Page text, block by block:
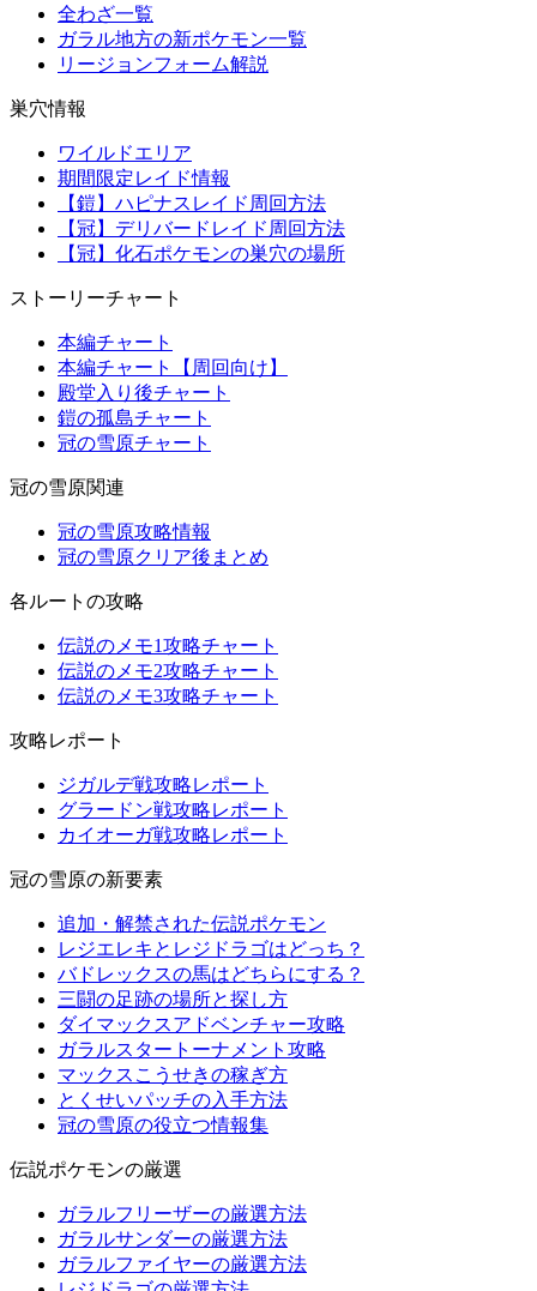
全わざ一覧
ガラル地方の新ポケモン一覧
リージョンフォーム解説
巣穴情報
ワイルドエリア
期間限定レイド情報
【鎧】ハピナスレイド周回方法
【冠】デリバードレイド周回方法
【冠】化石ポケモンの巣穴の場所
ストーリーチャート
本編チャート
本編チャート【周回向け】
殿堂入り後チャート
鎧の孤島チャート
冠の雪原チャート
冠の雪原関連
冠の雪原攻略情報
冠の雪原クリア後まとめ
各ルートの攻略
伝説のメモ1攻略チャート
伝説のメモ2攻略チャート
伝説のメモ3攻略チャート
攻略レポート
ジガルデ戦攻略レポート
グラードン戦攻略レポート
カイオーガ戦攻略レポート
冠の雪原の新要素
追加・解禁された伝説ポケモン
レジエレキとレジドラゴはどっち？
バドレックスの馬はどちらにする？
三闘の足跡の場所と探し方
ダイマックスアドベンチャー攻略
ガラルスタートーナメント攻略
マックスこうせきの稼ぎ方
とくせいパッチの入手方法
冠の雪原の役立つ情報集
伝説ポケモンの厳選
ガラルフリーザーの厳選方法
ガラルサンダーの厳選方法
ガラルファイヤーの厳選方法